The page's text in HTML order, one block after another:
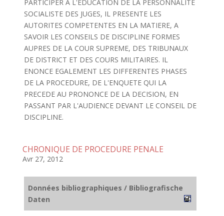
PARTICIPER A L'EDUCATION DE LA PERSONNALITE
SOCIALISTE DES JUGES, IL PRESENTE LES
AUTORITES COMPETENTES EN LA MATIERE, A
SAVOIR LES CONSEILS DE DISCIPLINE FORMES
AUPRES DE LA COUR SUPREME, DES TRIBUNAUX
DE DISTRICT ET DES COURS MILITAIRES. IL
ENONCE EGALEMENT LES DIFFERENTES PHASES
DE LA PROCEDURE, DE L'ENQUETE QUI LA
PRECEDE AU PRONONCE DE LA DECISION, EN
PASSANT PAR L'AUDIENCE DEVANT LE CONSEIL DE
DISCIPLINE.
CHRONIQUE DE PROCEDURE PENALE
Avr 27, 2012
Données bibliographiques / Bibliografische
Daten